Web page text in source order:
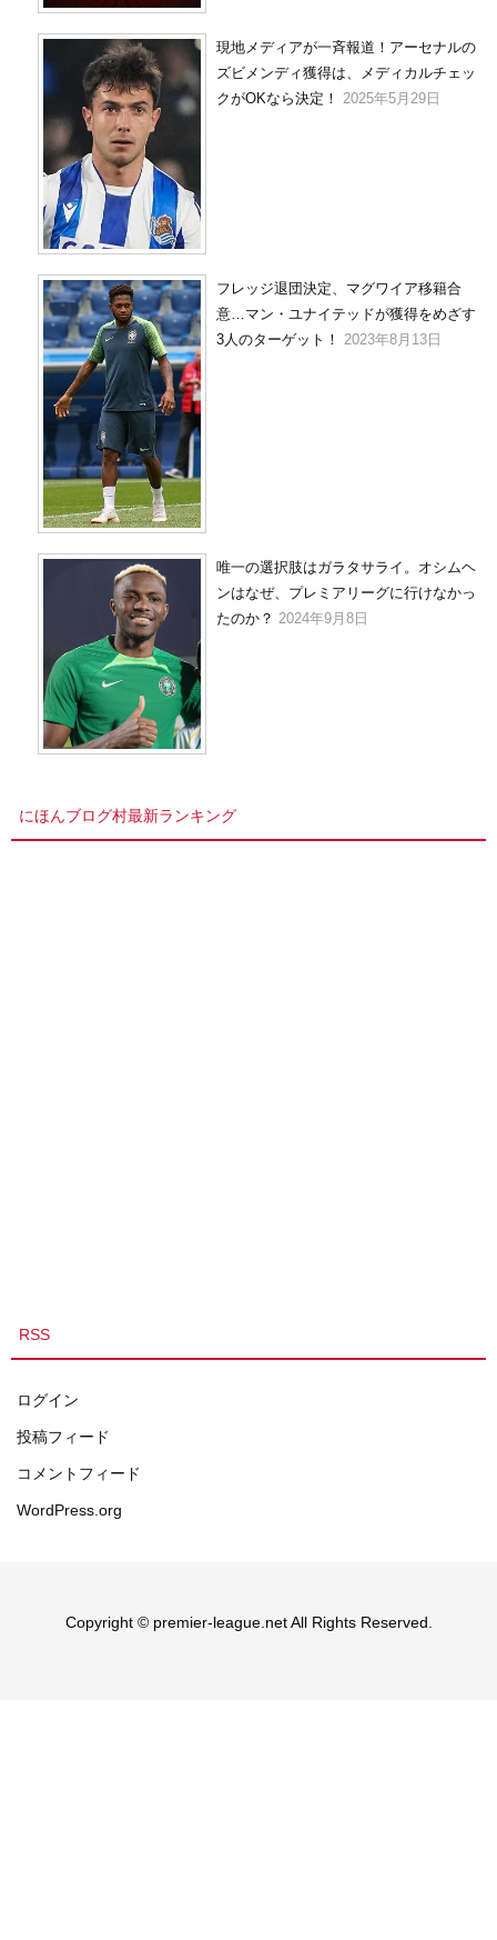
現地メディアが一斉報道！アーセナルの
ズビメンディ獲得は、メディカルチェッ
クがOKなら決定！
2025年5月29日
フレッジ退団決定、マグワイア移籍合
意…マン・ユナイテッドが獲得をめざす
3人のターゲット！ 2023年8月13日
唯一の選択肢はガラタサライ。オシムヘ
ンはなぜ、プレミアリーグに行けなかっ
たのか？ 2024年9月8日
にほんブログ村最新ランキング
RSS
ログイン
投稿フィード
コメントフィード
WordPress.org
Copyright © premier-league.net All Rights Reserved.